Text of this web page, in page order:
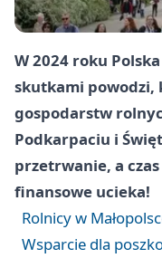
W 2024 roku
skutkami powodzi,
gospodarstw
Podkarpaciu i
przetrwanie, a
finansowe ucieka!
Rolnicy w
Wsparcie dla